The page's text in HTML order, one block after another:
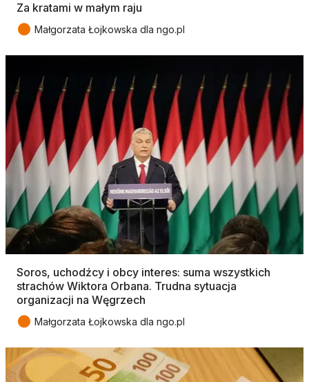
Za kratami w małym raju
● Małgorzata Łojkowska dla ngo.pl
Soros, uchodźcy i obcy interes: suma wszystkich
strachów Wiktora Orbana. Trudna sytuacja
organizacji na Węgrzech
● Małgorzata Łojkowska dla ngo.pl